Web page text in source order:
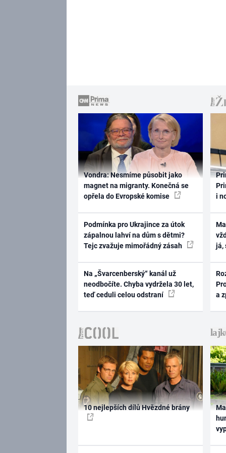
Vondra: Nesmíme působit jako
magnet na migranty. Konečná se
opřela do Evropské komise
Podmínka pro Ukrajince za útok
zápalnou lahví na dům s dětmi?
Tejc zvažuje mimořádný zásah
Na „Švarcenberský“ kanál už
neodbočíte. Chyba vydržela 30 let,
teď ceduli celou odstraní
i
já,
a
10 nejlepších dílů Hvězdné brány